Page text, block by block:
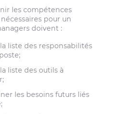
les compétences
pour un
doivent :
liste des responsabilités
liste des outils à
les besoins futurs liés